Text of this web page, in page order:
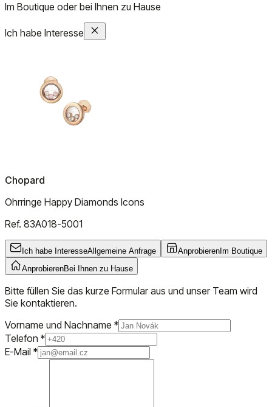
Im Boutique oder bei Ihnen zu Hause
Ich habe Interesse
Chopard
Ohrringe Happy Diamonds Icons
Ref. 83A018-5001
Ich habe InteresseAllgemeine Anfrage Anprobieren Im Boutique
AnprobierenBei Ihnen zu Hause
Bitte füllen Sie das kurze Formular aus und unser Team wird
Sie kontaktieren.
Vorname und Nachname *
Telefon *
E-Mail *